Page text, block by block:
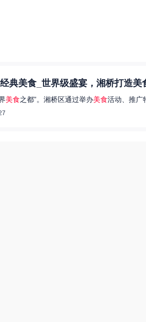
典美食_世界级盛宴，湘桥打造美
美食之都”。湘桥区通过举办美食活动、推广